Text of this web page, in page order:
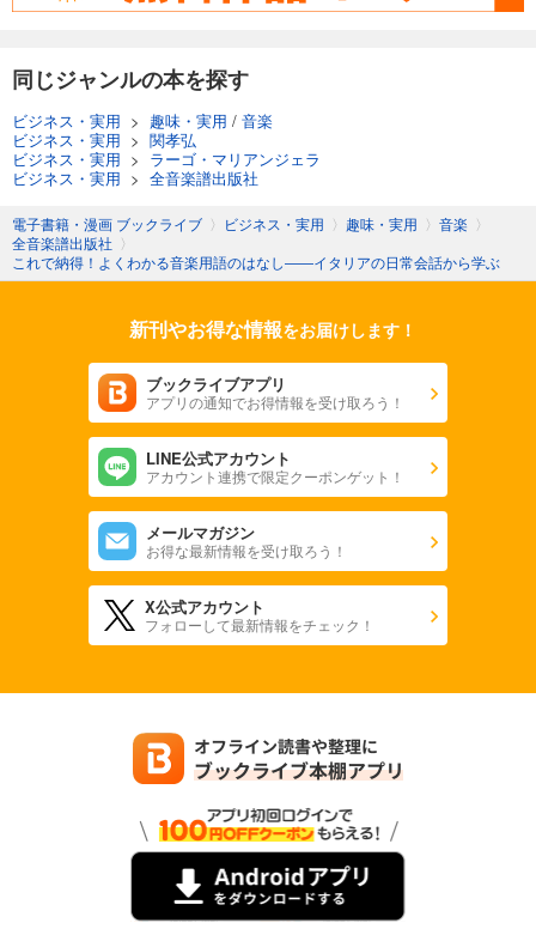
同じジャンルの本を探す
ビジネス・実用 > 趣味・実用 / 音楽
ビジネス・実用 > 関孝弘
ビジネス・実用 > ラーゴ・マリアンジェラ
ビジネス・実用 > 全音楽譜出版社
電子書籍・漫画 ブックライブ 〉 ビジネス・実用 〉 趣味・実用 〉 音楽 〉
全音楽譜出版社 〉
これで納得！よくわかる音楽用語のはなし――イタリアの日常会話から学ぶ
新刊やお得な情報をお届けします！
ブックライブアプリ
アプリの通知でお得情報を受け取ろう！
LINE公式アカウント
アカウント連携で限定クーポンゲット！
メールマガジン
お得な最新情報を受け取ろう！
X公式アカウント
フォローして最新情報をチェック！